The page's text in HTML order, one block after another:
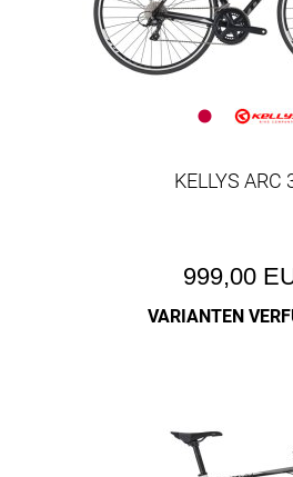
KELLYS ARC
999,00
VARIANTEN